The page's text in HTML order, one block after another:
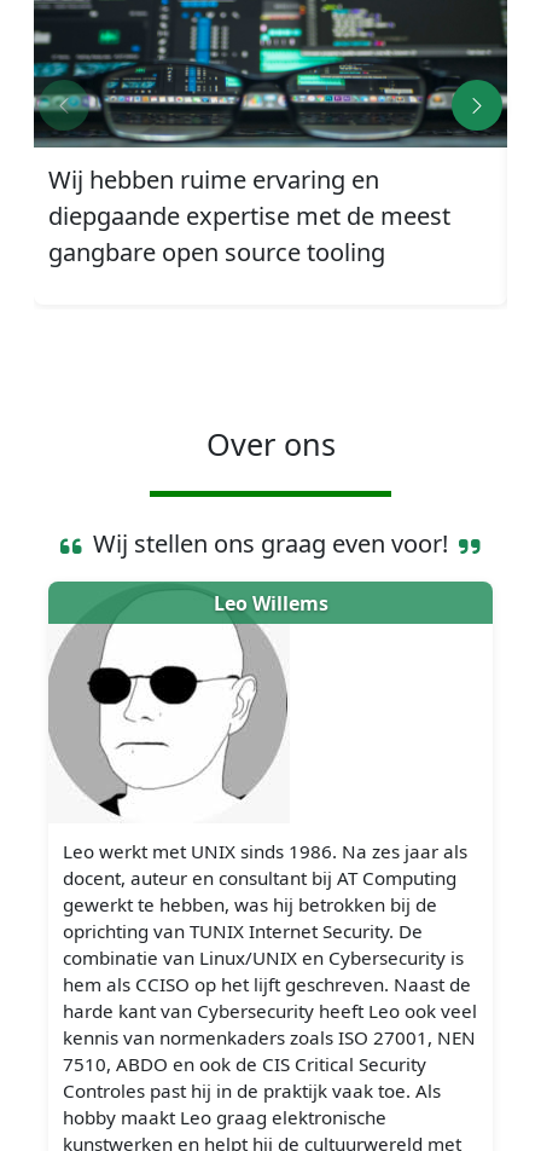
Wij hebben ruime ervaring en
diepgaande expertise met de meest
gangbare open source tooling
Over ons
Wij stellen ons graag even voor!
Leo Willems
Leo werkt met UNIX sinds 1986. Na zes jaar als
docent, auteur en consultant bij AT Computing
gewerkt te hebben, was hij betrokken bij de
oprichting van TUNIX Internet Security. De
combinatie van Linux/UNIX en Cybersecurity is
hem als CCISO op het lijft geschreven. Naast de
harde kant van Cybersecurity heeft Leo ook veel
kennis van normenkaders zoals ISO 27001, NEN
7510, ABDO en ook de CIS Critical Security
Controles past hij in de praktijk vaak toe. Als
hobby maakt Leo graag elektronische
kunstwerken en helpt hij de cultuurwereld met